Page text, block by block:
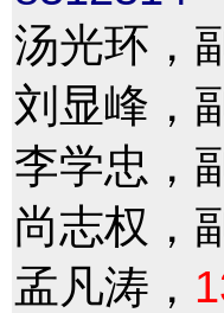
汤光环，
刘显峰，
李学忠，
尚志权，
孟凡涛，